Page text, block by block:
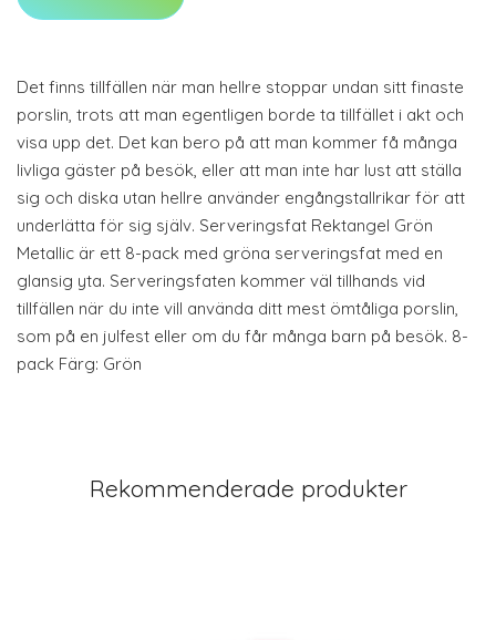
Det finns tillfällen när man hellre stoppar undan sitt finaste
porslin, trots att man egentligen borde ta tillfället i akt och
visa upp det. Det kan bero på att man kommer få många
livliga gäster på besök, eller att man inte har lust att ställa
sig och diska utan hellre använder engångstallrikar för att
underlätta för sig själv. Serveringsfat Rektangel Grön
Metallic är ett 8-pack med gröna serveringsfat med en
glansig yta. Serveringsfaten kommer väl tillhands vid
tillfällen när du inte vill använda ditt mest ömtåliga porslin,
som på en julfest eller om du får många barn på besök. 8-
pack Färg: Grön
Rekommenderade produkter